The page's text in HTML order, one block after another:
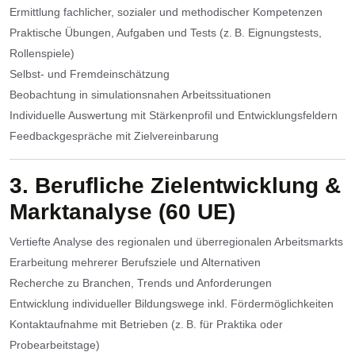
Ermittlung fachlicher, sozialer und methodischer Kompetenzen
Praktische Übungen, Aufgaben und Tests (z. B. Eignungstests,
Rollenspiele)
Selbst- und Fremdeinschätzung
Beobachtung in simulationsnahen Arbeitssituationen
Individuelle Auswertung mit Stärkenprofil und Entwicklungsfeldern
Feedbackgespräche mit Zielvereinbarung
3. Berufliche Zielentwicklung &
Marktanalyse (60 UE)
Vertiefte Analyse des regionalen und überregionalen Arbeitsmarkts
Erarbeitung mehrerer Berufsziele und Alternativen
Recherche zu Branchen, Trends und Anforderungen
Entwicklung individueller Bildungswege inkl. Fördermöglichkeiten
Kontaktaufnahme mit Betrieben (z. B. für Praktika oder
Probearbeitstage)